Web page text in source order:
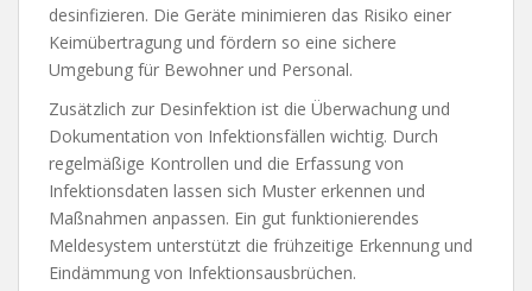
desinfizieren. Die Geräte minimieren das Risiko einer
Keimübertragung und fördern so eine sichere
Umgebung für Bewohner und Personal.
Zusätzlich zur Desinfektion ist die Überwachung und
Dokumentation von Infektionsfällen wichtig. Durch
regelmäßige Kontrollen und die Erfassung von
Infektionsdaten lassen sich Muster erkennen und
Maßnahmen anpassen. Ein gut funktionierendes
Meldesystem unterstützt die frühzeitige Erkennung und
Eindämmung von Infektionsausbrüchen.